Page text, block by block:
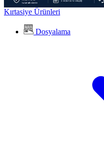
Kırtasiye Ürünleri
Dosyalama